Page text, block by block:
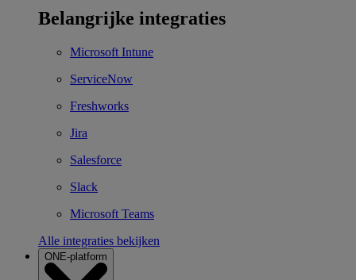
Belangrijke integraties
Microsoft Intune
ServiceNow
Freshworks
Jira
Salesforce
Slack
Microsoft Teams
Alle integraties bekijken
ONE-platform